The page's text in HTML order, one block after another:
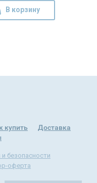
В корзину
купить
Доставка
безопасности
оферта